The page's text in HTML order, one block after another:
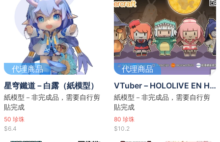
代理商品
星穹鐵道－白露（紙模型）
紙模型－非完成品，需要自行剪
貼完成
50 珍珠
$6.4
代理商品
VTuber－HOLOLIVE EN HALLOWEEN VER.（紙模型）(含圖紙試做)
紙模型－非完成品，需要自行剪
貼完成
80 珍珠
$10.2